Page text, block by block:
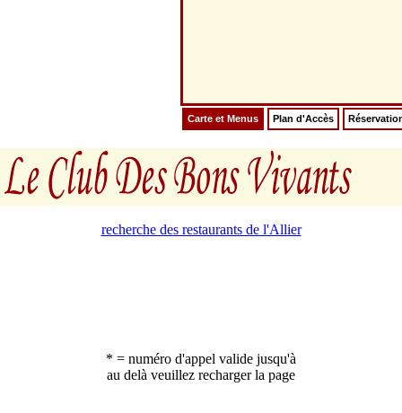
Carte et Menus Plan d'Accès
recherche des restaurants de l'Allier
* = numéro d'appel valide jusqu'à
au delà veuillez recharger la page